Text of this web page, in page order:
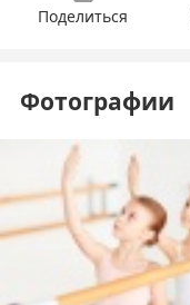
Поделиться
Фотографии